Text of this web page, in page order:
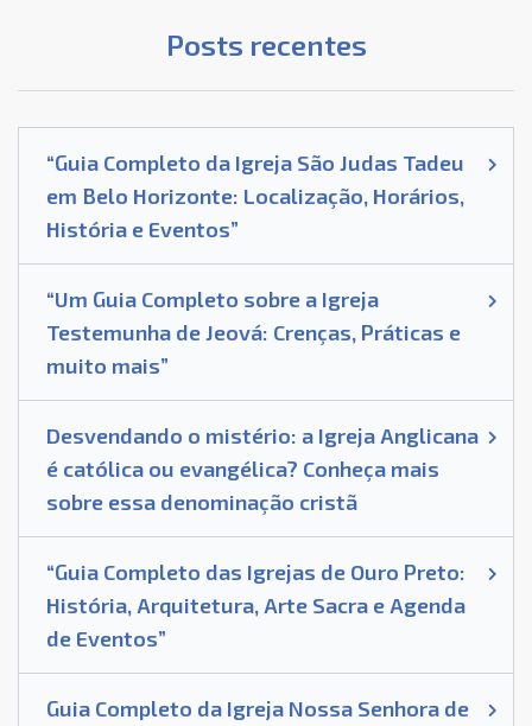
Posts recentes
“Guia Completo da Igreja São Judas Tadeu
em Belo Horizonte: Localização, Horários,
História e Eventos”
“Um Guia Completo sobre a Igreja
Testemunha de Jeová: Crenças, Práticas e
muito mais”
Desvendando o mistério: a Igreja Anglicana
é católica ou evangélica? Conheça mais
sobre essa denominação cristã
“Guia Completo das Igrejas de Ouro Preto:
História, Arquitetura, Arte Sacra e Agenda
de Eventos”
Guia Completo da Igreja Nossa Senhora de